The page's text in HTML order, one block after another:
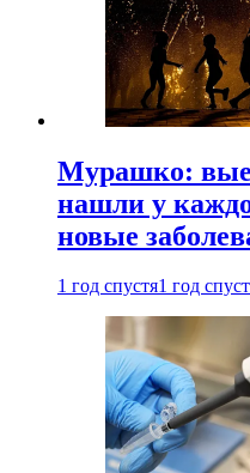
Мурашко:
нашли у
новые
1 год спустя1 год